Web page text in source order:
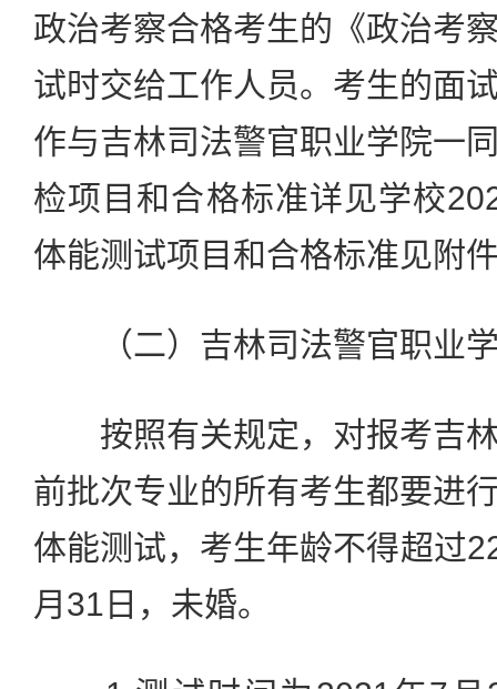
政治考察合格考生的《政治考
试时交给工作人员。考生的面
作与吉林司法警官职业学院一
检项目和合格标准详见学校
体能测试项目和合格标准见附
（二）吉林司法警官职业
按照有关规定，对报考吉林
前批次专业的所有考生都要进
体能测试，考生年龄不得超过
月31日，未婚。